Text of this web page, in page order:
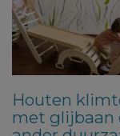
Houten
met glijbaan